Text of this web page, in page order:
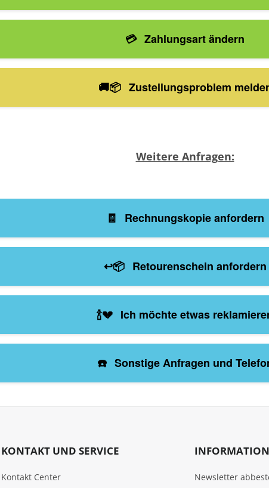
💳 Zahlungsart ändern
🚚📦 Zustellungsproblem
Weitere Anfragen:
🧾 Rechnungskopie anfordern
↩️📦 Retourenschein anfordern
🍾💔 Ich möchte etwas
☎️ Sonstige Anfragen und
KONTAKT UND SERVICE
Kontakt Center
Newsletter